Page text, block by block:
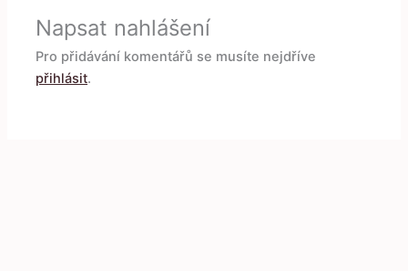
Napsat nahlášení
Pro přidávání komentářů se musíte nejdříve
přihlásit.